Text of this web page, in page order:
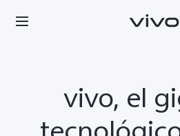
vivo, el